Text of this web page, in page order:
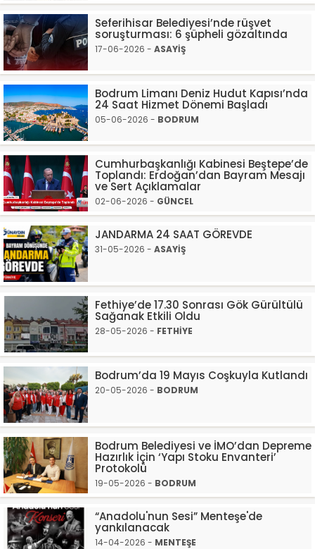
Seferihisar Belediyesi’nde rüşvet
soruşturması: 6 şüpheli gözaltında
17-06-2026 - ASAYİŞ
Bodrum Limanı Deniz Hudut Kapısı’nda
24 Saat Hizmet Dönemi Başladı
05-06-2026 - BODRUM
Cumhurbaşkanlığı Kabinesi Beştepe’de
Toplandı: Erdoğan’dan Bayram Mesajı
ve Sert Açıklamalar
02-06-2026 - GÜNCEL
JANDARMA 24 SAAT GÖREVDE
31-05-2026 - ASAYİŞ
Fethiye’de 17.30 Sonrası Gök Gürültülü
Sağanak Etkili Oldu
28-05-2026 - FETHİYE
Bodrum’da 19 Mayıs Coşkuyla Kutlandı
20-05-2026 - BODRUM
Bodrum Belediyesi ve İMO’dan Depreme
Hazırlık İçin ‘Yapı Stoku Envanteri’
Protokolü
19-05-2026 - BODRUM
“Anadolu'nun Sesi” Menteşe'de
yankılanacak
14-04-2026 - MENTEŞE